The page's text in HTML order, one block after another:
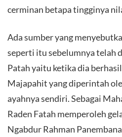
cerminan betapa tingginya
Ada sumber yang
seperti itu sebelumnya telah
Patah yaitu ketika dia
Majapahit yang diperintah
ayahnya sendiri. Sebagai
Raden Fatah memperoleh
Ngabdur Rahman